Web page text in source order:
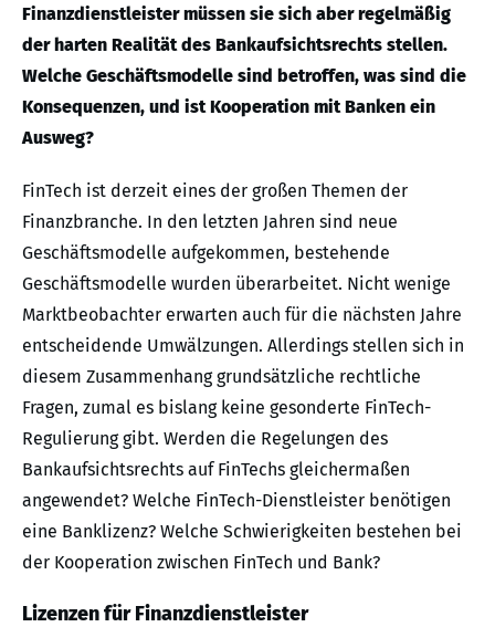
Finanzdienstleister müssen sie sich aber regelmäßig
der harten Realität des Bankaufsichtsrechts stellen.
Welche Geschäftsmodelle sind betroffen, was sind die
Konsequenzen, und ist Kooperation mit Banken ein
Ausweg?
FinTech ist derzeit eines der großen Themen der
Finanzbranche. In den letzten Jahren sind neue
Geschäftsmodelle aufgekommen, bestehende
Geschäftsmodelle wurden überarbeitet. Nicht wenige
Marktbeobachter erwarten auch für die nächsten Jahre
entscheidende Umwälzungen. Allerdings stellen sich in
diesem Zusammenhang grundsätzliche rechtliche
Fragen, zumal es bislang keine gesonderte FinTech-
Regulierung gibt. Werden die Regelungen des
Bankaufsichtsrechts auf FinTechs gleichermaßen
angewendet? Welche FinTech-Dienstleister benötigen
eine Banklizenz? Welche Schwierigkeiten bestehen bei
der Kooperation zwischen FinTech und Bank?
Lizenzen für Finanzdienstleister